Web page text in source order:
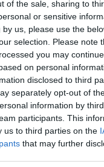
of the sale, sharing to
or sensitive
us, please use the
selection. Please note
you may
on personal
disclosed to third
separately opt-out of
information by
participants. This
us to third parties on the
that may further
civil összefogással, 15
Festet, amely azóta is a
művészeti